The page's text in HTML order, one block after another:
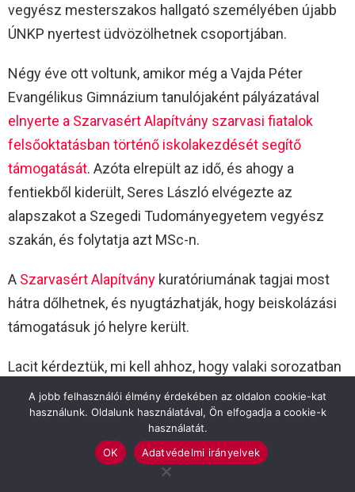
vegyész mesterszakos hallgató személyében újabb
ÚNKP nyertest üdvözölhetnek csoportjában.
Négy éve ott voltunk, amikor még a Vajda Péter
Evangélikus Gimnázium tanulójaként pályázatával
elnyerte a Szarvasért Alapítvány szarvasi fiatalok
felsőoktatásban történő iskolakezdését segítő
támogatását. Azóta elrepült az idő, és ahogy a
fentiekből kiderült, Seres László elvégezte az
alapszakot a Szegedi Tudományegyetem vegyész
szakán, és folytatja azt MSc-n.
A Szarvasért Alapítvány kuratóriumának tagjai most
hátra dőlhetnek, és nyugtázhatják, hogy beiskolázási
támogatásuk jó helyre került.
Lacit kérdeztük, mi kell ahhoz, hogy valaki sorozatban
nyerje el az ösztöndíjakat. Előre eláruljuk, Laci átlaga
4,8 körül mozog, ráadásul olyan szakterületen, amihez
az emberek 99 százalékának halvány micellája sincs.
Seres László: Az első pályázatok esetén a jó
A jobb felhasználói élmény érdekében az oldalon cookie-kat
használunk. Oldalunk használatával, Ön elfogadja a cookie-k
használatát.
OK
Adatvédelmi irányelvek